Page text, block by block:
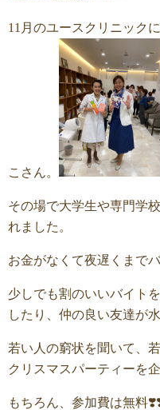
11月のユースクリニック
こさん。
その場で大学生や専門学
れました。
お金がなくて夜遅くまで
少しでも割のいいバイト
したり、仲の良い友達が
若い人の窮状を聞いて、
クリスマスパーティーを
もちろん、参加費は無料